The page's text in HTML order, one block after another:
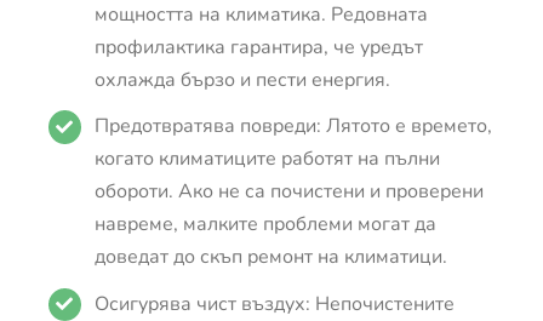
мощността на климатика. Редовната
профилактика гарантира, че уредът
охлажда бързо и пести енергия.
Предотвратява повреди: Лятото е времето,
когато климатиците работят на пълни
обороти. Ако не са почистени и проверени
навреме, малките проблеми могат да
доведат до скъп ремонт на климатици.
Осигурява чист въздух: Непочистените